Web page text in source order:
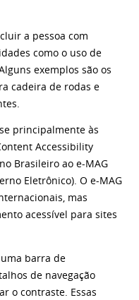
a pessoa com
como o uso de
exemplos são os
cadeira de rodas e
principalmente às
Accessibility
Brasileiro ao e-MAG
Eletrônico). O e-MAG
mas
acessível para sites
barra de
de navegação
o contraste. Essas